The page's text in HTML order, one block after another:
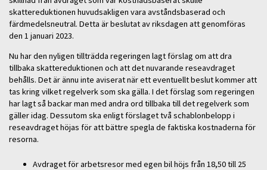
skattereduktionen huvudsakligen vara avståndsbaserad och
färdmedelsneutral. Detta är beslutat av riksdagen att genomföras
den 1 januari 2023.
Nu har den nyligen tillträdda regeringen lagt förslag om att dra
tillbaka skattereduktionen och att det nuvarande reseavdraget
behålls. Det är ännu inte aviserat när ett eventuellt beslut kommer att
tas kring vilket regelverk som ska gälla. I det förslag som regeringen
har lagt så backar man med andra ord tillbaka till det regelverk som
gäller idag. Dessutom ska enligt förslaget två schablonbelopp i
reseavdraget höjas för att bättre spegla de faktiska kostnaderna för
resorna.
Avdraget för arbetsresor med egen bil höjs från 18,50 till 25